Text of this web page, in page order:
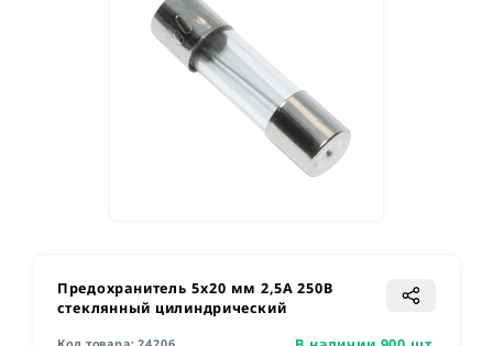
Предохранитель 5x20 мм 2,5A 250В
стеклянный цилиндрический